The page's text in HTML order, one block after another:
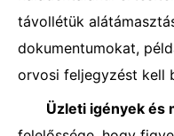
távollétük
dokumentumokat,
orvosi feljegyzést kell
Üzleti igények és